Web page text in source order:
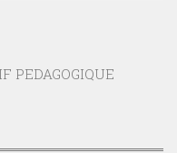
PEDAGOGIQUE